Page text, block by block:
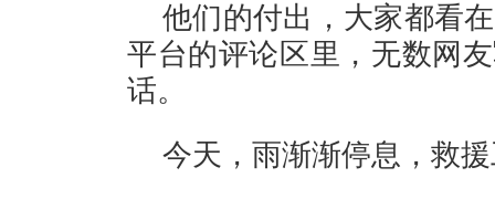
他们的付出，大家都看
平台的评论区里，无数网
话。
今天，雨渐渐停息，救